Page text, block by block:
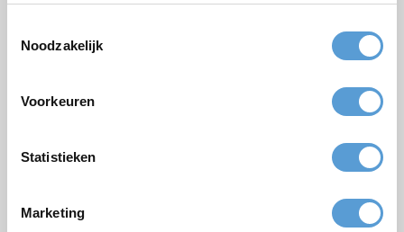
Noodzakelijk
Voorkeuren
Statistieken
Marketing
Gelegenheit
Vorname
Gewünschte Startzeit